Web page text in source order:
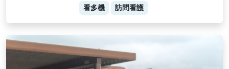
看多機 訪問看護